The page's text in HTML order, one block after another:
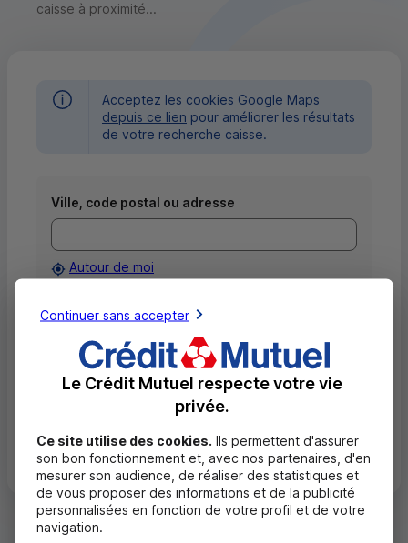
caisse à proximité...
Acceptez les cookies Google Maps
depuis ce lien pour améliorer les résultats
de votre recherche caisse.
Ville, code postal ou adresse
Autour de moi
Critères avancés
Rechercher
Voir toutes les caisses
Continuer sans accepter
Le Crédit Mutuel respecte votre vie
privée.
Ce site utilise des cookies. Ils permettent d'assurer
son bon fonctionnement et, avec nos partenaires, d'en
mesurer son audience, de réaliser des statistiques et
de vous proposer des informations et de la publicité
personnalisées en fonction de votre profil et de votre
navigation.